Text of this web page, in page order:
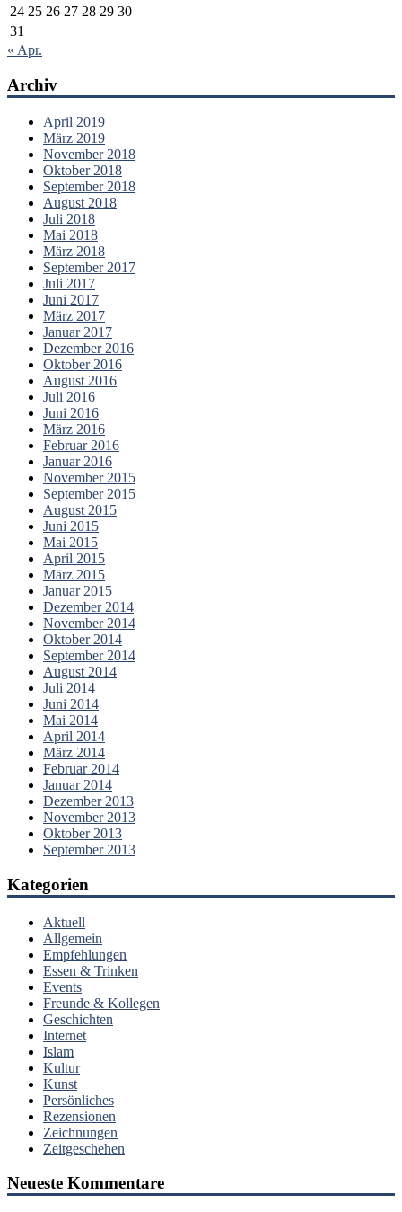
24 25 26 27 28 29 30
31
« Apr.
Archiv
April 2019
März 2019
November 2018
Oktober 2018
September 2018
August 2018
Juli 2018
Mai 2018
März 2018
September 2017
Juli 2017
Juni 2017
März 2017
Januar 2017
Dezember 2016
Oktober 2016
August 2016
Juli 2016
Juni 2016
März 2016
Februar 2016
Januar 2016
November 2015
September 2015
August 2015
Juni 2015
Mai 2015
April 2015
März 2015
Januar 2015
Dezember 2014
November 2014
Oktober 2014
September 2014
August 2014
Juli 2014
Juni 2014
Mai 2014
April 2014
März 2014
Februar 2014
Januar 2014
Dezember 2013
November 2013
Oktober 2013
September 2013
Kategorien
Aktuell
Allgemein
Empfehlungen
Essen & Trinken
Events
Freunde & Kollegen
Geschichten
Internet
Islam
Kultur
Kunst
Persönliches
Rezensionen
Zeichnungen
Zeitgeschehen
Neueste Kommentare